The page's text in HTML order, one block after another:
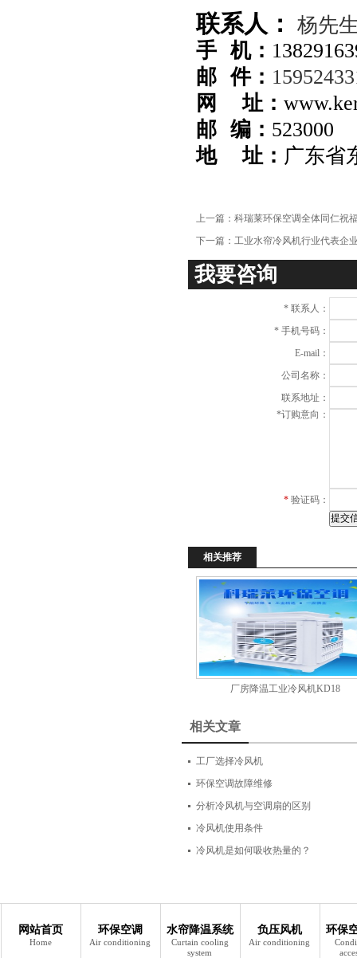
联系人： 杨先
手 机：
邮 件：
网 址：
邮 编： 523000
地 址： 广东省
上一篇： 科瑞莱环保空调全体同仁祝
下一篇： 工业水帘冷风机行业代表企
我要咨询
* 联系人：
* 手机号码：
E-mail：
公司名称：
联系地址：
*订购意向：
* 验证码：
相关推荐
厂房降温工业冷风机KD18
相关文章
工厂选择冷风机
环保空调故障维修
分析冷风机与空调扇的区别
冷风机使用条件
冷风机是如何吸收热量的？
网站首页
Home
环保空调
Air conditioning
水帘降温系统
Curtain cooling
system
负压风机
Air conditioning
环保